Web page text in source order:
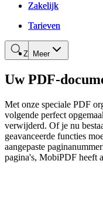
Zakelijk
Tarieven
Meer
Zakelijk
Tarieven
Zoeken
Uw PDF-
Met onze speciale PDF
volgende perfect
verwijderd. Of je nu
geavanceerde functies
aangepaste
pagina's, MobiPDF heeft